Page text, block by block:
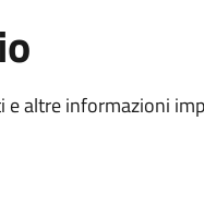
e altre informazioni